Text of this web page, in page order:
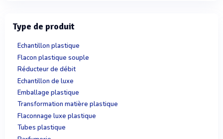
Type de produit
Echantillon plastique
Flacon plastique souple
Réducteur de débit
Echantillon de luxe
Emballage plastique
Transformation matière plastique
Flaconnage luxe plastique
Tubes plastique